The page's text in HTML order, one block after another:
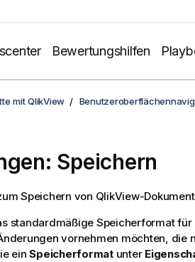
Bewertungshilfen
mit QlikView
Speichern
Speichern von QlikView-
standardmäßige Speicherformat für
vornehmen möchten, die
einSpeicherformatunter